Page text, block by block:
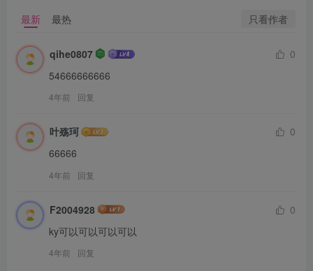
最新 最热 只看作者
qihe0807
0
54666666666
4年前 回复
叶殇珂
0
66666
4年前 回复
F2004928
0
ky可以可以可以可以
4年前 回复